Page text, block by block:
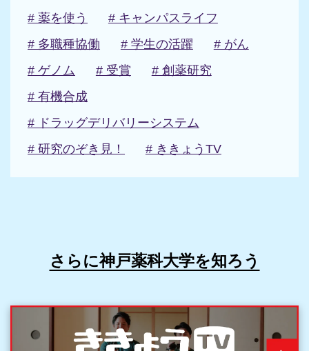
さらに神戸薬科大学を知ろう
# 薬を使う
# キャンパスライフ
# 多職種協働
# 学生の活躍
# がん
# ゲノム
# 受賞
# 創薬研究
# 有機合成
# ドラッグデリバリーシステム
# 研究のぞき見！
# ききょうTV